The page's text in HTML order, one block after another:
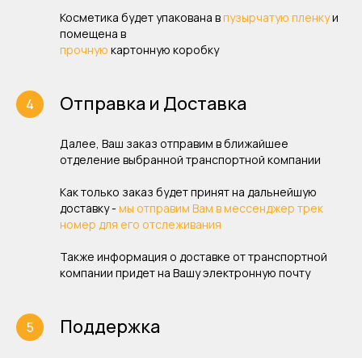
Косметика будет упакована впузырчатую пленкуи
помещена в
прочную картонную коробку
Отправка и Доставка
Далее, Ваш заказ отправим в ближайшее
отделение выбранной транспортной компании
Как только заказ будет принят на дальнейшую
доставку - мы отправим Вам в мессенджер трек
номер для его отслеживания
Также информация о доставке от транспортной
компании придет на Вашу электронную почту
Поддержка